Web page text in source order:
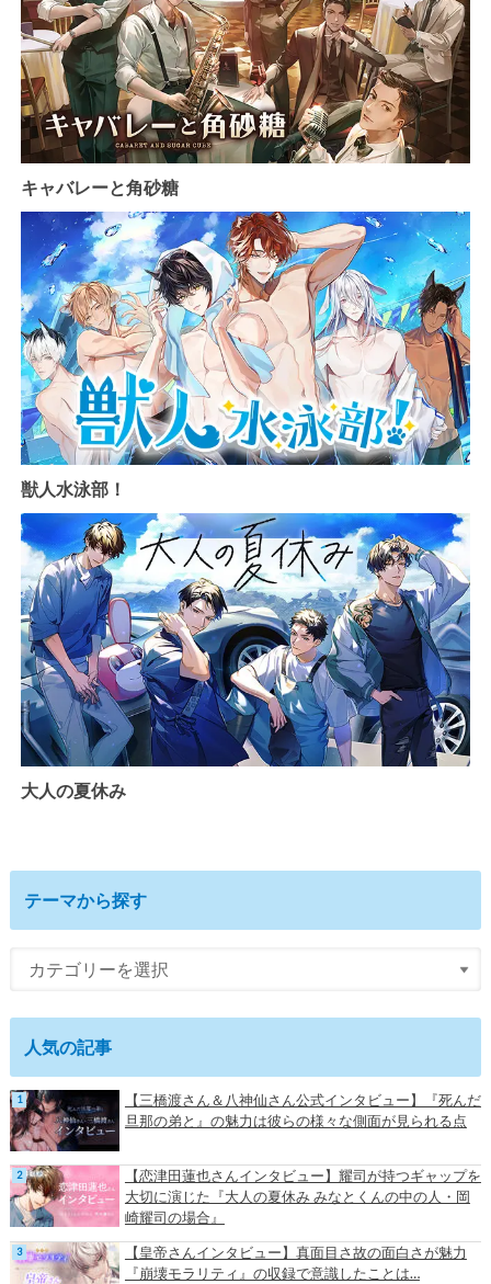
キャバレーと角砂糖
獣人水泳部！
大人の夏休み
テーマから探す
人気の記事
【三橋渡さん＆八神仙さん公式インタビュー】『死んだ
旦那の弟と』の魅力は彼らの様々な側面が見られる点
【恋津田蓮也さんインタビュー】耀司が持つギャップを
大切に演じた『大人の夏休み みなとくんの中の人・岡
崎耀司の場合』
【皇帝さんインタビュー】真面目さ故の面白さが魅力
『崩壊モラリティ』の収録で意識したことは…